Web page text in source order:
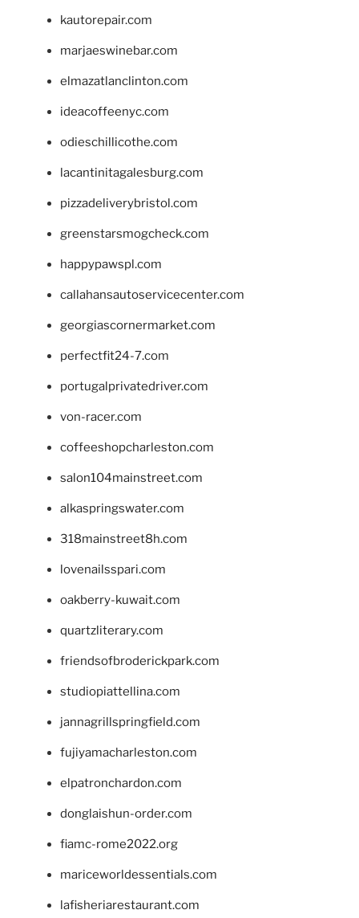
kautorepair.com
marjaeswinebar.com
elmazatlanclinton.com
ideacoffeenyc.com
odieschillicothe.com
lacantinitagalesburg.com
pizzadeliverybristol.com
greenstarsmogcheck.com
happypawspl.com
callahansautoservicecenter.com
georgiascornermarket.com
perfectfit24-7.com
portugalprivatedriver.com
von-racer.com
coffeeshopcharleston.com
salon104mainstreet.com
alkaspringswater.com
318mainstreet8h.com
lovenailsspari.com
oakberry-kuwait.com
quartzliterary.com
friendsofbroderickpark.com
studiopiattellina.com
jannagrillspringfield.com
fujiyamacharleston.com
elpatronchardon.com
donglaishun-order.com
fiamc-rome2022.org
mariceworldessentials.com
lafisheriarestaurant.com